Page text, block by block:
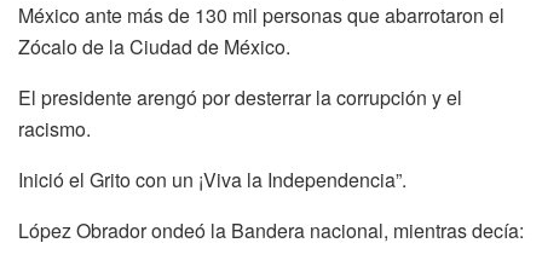
México ante más de 130 mil personas que abarrotaron el
Zócalo de la Ciudad de México.
El presidente arengó por desterrar la corrupción y el
racismo.
Inició el Grito con un ¡Viva la Independencia”.
López Obrador ondeó la Bandera nacional, mientras decía: